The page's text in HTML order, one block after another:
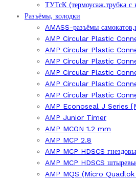
ТУТсК (термоусаж.трубка с
Разъёмы, колодки
AMASS-разъёмы
AMP Circular Plastic
AMP Circular Plastic
AMP Circular Plastic
AMP Circular Plastic
AMP Circular Plastic
AMP Circular Plastic
AMP Econoseal J Series
AMP Junior Timer
AMP MCON 1.2 mm
AMP MCP 2.8
AMP MCP HDSCS
AMP MCP HDSCS
AMP MQS (Micro Quadlok